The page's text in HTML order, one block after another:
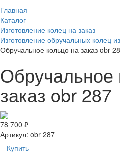
Главная
Каталог
Изготовление колец на заказ
Изготовление обручальных колец
Обручальное кольцо на заказ obr
Обручальное
заказ obr 287
78 700 ₽
Артикул: obr 287
Купить